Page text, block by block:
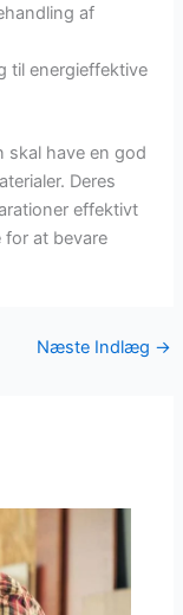
af
til energieffektive
skal have en god
Deres
effektivt
for at bevare
Næste Indlæg →